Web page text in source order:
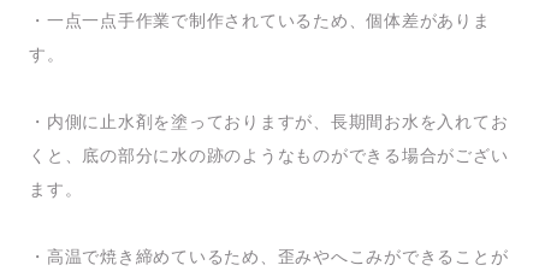
・一点一点手作業で制作されているため、個体差がありま
す。
・内側に止水剤を塗っておりますが、長期間お水を入れてお
くと、底の部分に水の跡のようなものができる場合がござい
ます。
・高温で焼き締めているため、歪みやへこみができることが